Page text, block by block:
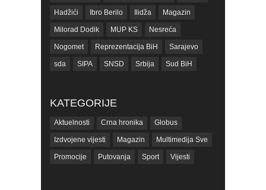
Hadžići Ibro Berilo Ilidža Magazin
Milorad Dodik MUP KS Nesreća
Nogomet Reprezentacija BiH Sarajevo
sda SIPA SNSD Srbija Sud BiH
Tužilaštvo KS ubistvo
KATEGORIJE
Aktuelnosti Crna hronika Globus
Izdvojene vijesti Magazin Multimedija Sve
Promocije Putovanja Sport Vijesti